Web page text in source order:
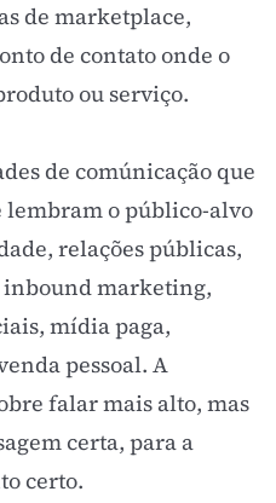
de marketplace,
de contato onde o
ou serviço.
de comúnicação que
o público-alvo
relações públicas,
inbound marketing,
mídia paga,
pessoal. A
falar mais alto, mas
certa, para a
certo.